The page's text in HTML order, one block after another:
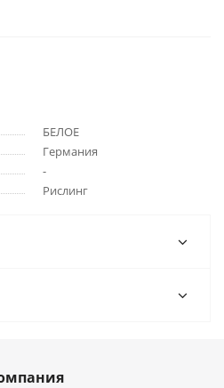
БЕЛОЕ
Германия
-
Рислинг